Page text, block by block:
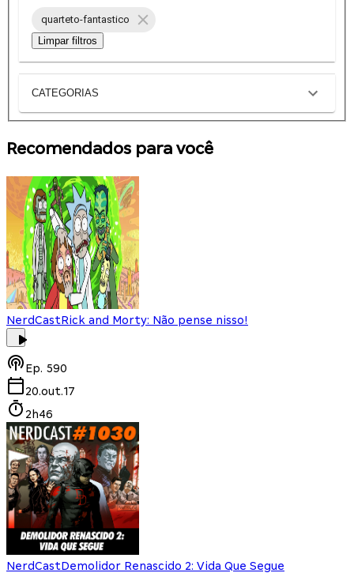
quarteto-fantastico
Limpar filtros
CATEGORIAS
Recomendados para você
NerdCastRick and Morty: Não pense nisso!
Ep. 590
20.out.17
2h46
NerdCastDemolidor Renascido 2: Vida Que Segue